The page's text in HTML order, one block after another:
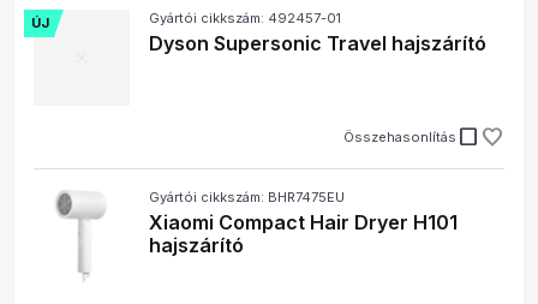
ÚJ Gyártói cikkszám: 492457-01
Dyson Supersonic Travel hajszárító
Összehasonlítás check_box_outline_blank
Gyártói cikkszám: BHR7475EU
Xiaomi Compact Hair Dryer H101
hajszárító